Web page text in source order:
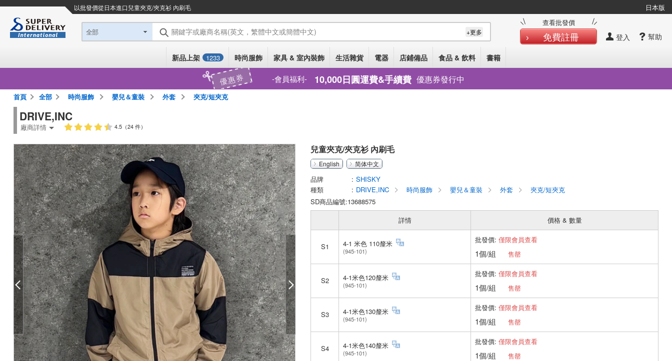
以批發價從日本進口兒童夾克/夾克衫 內刷毛 日本版
幫助
登入
查看批發價
免費註冊
全部 關鍵字或廠商名稱(英文，繁體中文或簡體中文) +更多
新品上架 1233 時尚服飾 家具 & 室內裝飾 生活雜貨 電器 店鋪備品 食品 & 飲料 書籍
優惠券 會員福利 10,000日圓運費&手續費 優惠券發行中
首頁 全部 時尚服飾 嬰兒＆童裝 外套 夾克/短夾克
DRIVE,INC
廠商詳情 4.5（24 件）
兒童夾克/夾克衫 內刷毛
English 简体中文
品牌
SHISKY
種類
DRIVE,INC 時尚服飾 嬰兒＆童裝 外套
夾克/短夾克
SD商品編號:13688575
詳情
價格 & 數量
S1 4-1 米色 110釐米
(945-101)
批發價: 僅限會員查看
1個/組 售罄
S2 4-1米色120釐米
(945-101)
批發價: 僅限會員查看
1個/組 售罄
S3 4-1米色130釐米
(945-101)
批發價: 僅限會員查看
1個/組 售罄
S4 4-1米色140釐米
(945-101)
批發價: 僅限會員查看
1個/組 售罄